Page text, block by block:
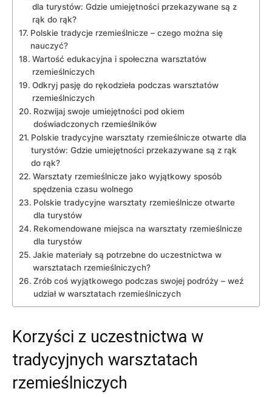
dla turystów: Gdzie umiejętności przekazywane są z
rąk do ‍rąk?
Polskie tradycje⁣ rzemieślnicze – czego można się
nauczyć?
Wartość edukacyjna i społeczna warsztatów
rzemieślniczych
Odkryj pasję do rękodzieła podczas warsztatów
rzemieślniczych
Rozwijaj swoje umiejętności pod okiem⁢
doświadczonych​ rzemieślników
Polskie tradycyjne warsztaty rzemieślnicze otwarte dla
turystów: Gdzie umiejętności przekazywane są ⁤z ⁤rąk
do ⁢rąk?
Warsztaty rzemieślnicze‍ jako wyjątkowy sposób
spędzenia czasu wolnego
Polskie tradycyjne warsztaty rzemieślnicze otwarte
dla turystów
Rekomendowane miejsca na warsztaty rzemieślnicze
dla turystów
Jakie materiały są potrzebne do uczestnictwa w
warsztatach rzemieślniczych?
Zrób coś ‍wyjątkowego podczas swojej podróży – weź
udział‌ w warsztatach rzemieślniczych
Korzyści z uczestnictwa w
tradycyjnych warsztatach
rzemieślniczych